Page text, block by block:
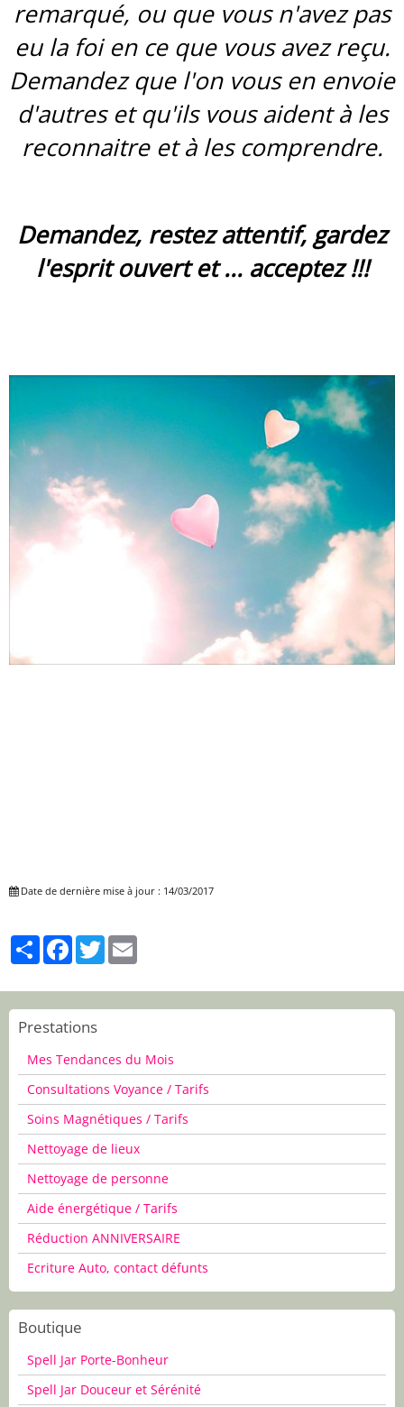
remarqué, ou que vous n'avez pas
eu la foi en ce que vous avez reçu.
Demandez que l'on vous en envoie
d'autres et qu'ils vous aident à les
reconnaitre et à les comprendre.
Demandez, restez attentif, gardez
l'esprit ouvert et ... acceptez !!!
Date de dernière mise à jour : 14/03/2017
PartagerFacebook
Twitter
Prestations
Mes Tendances du Mois
Consultations Voyance / Tarifs
Soins Magnétiques / Tarifs
Nettoyage de lieux
Nettoyage de personne
Aide énergétique / Tarifs
Réduction ANNIVERSAIRE
Ecriture Auto, contact défunts
Boutique
Spell Jar Porte-Bonheur
Spell Jar Douceur et Sérénité